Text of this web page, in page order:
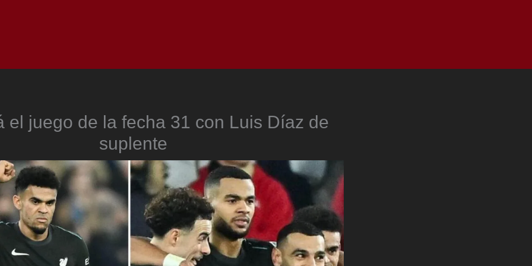
el juego de la fecha 31 con Luis Díaz de
suplente